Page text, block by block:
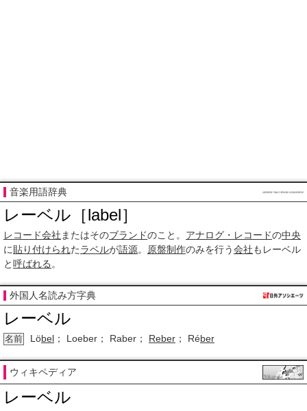
音楽用語辞典
レーベル［label］
レコード会社 またはそのブランドのこと。 アナログ・レコードの中央
に貼り付けられたラベルが語源。 原盤制作のみを行う会社もレーベル
と呼ばれる 。
外国人名読み方字典
レーベル
名前 Löbel ； Loeber； Raber； Reber ； Réber
ウィキペディア
レーベル